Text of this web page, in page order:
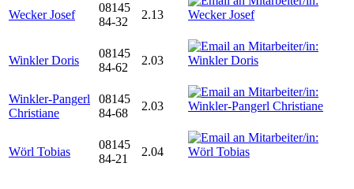
Wecker Josef
08145
84-32
2.13
Winkler Doris
08145
84-62
2.03
Winkler-Pangerl
Christiane
08145
84-68
2.03
Wörl Tobias
08145
84-21
2.04